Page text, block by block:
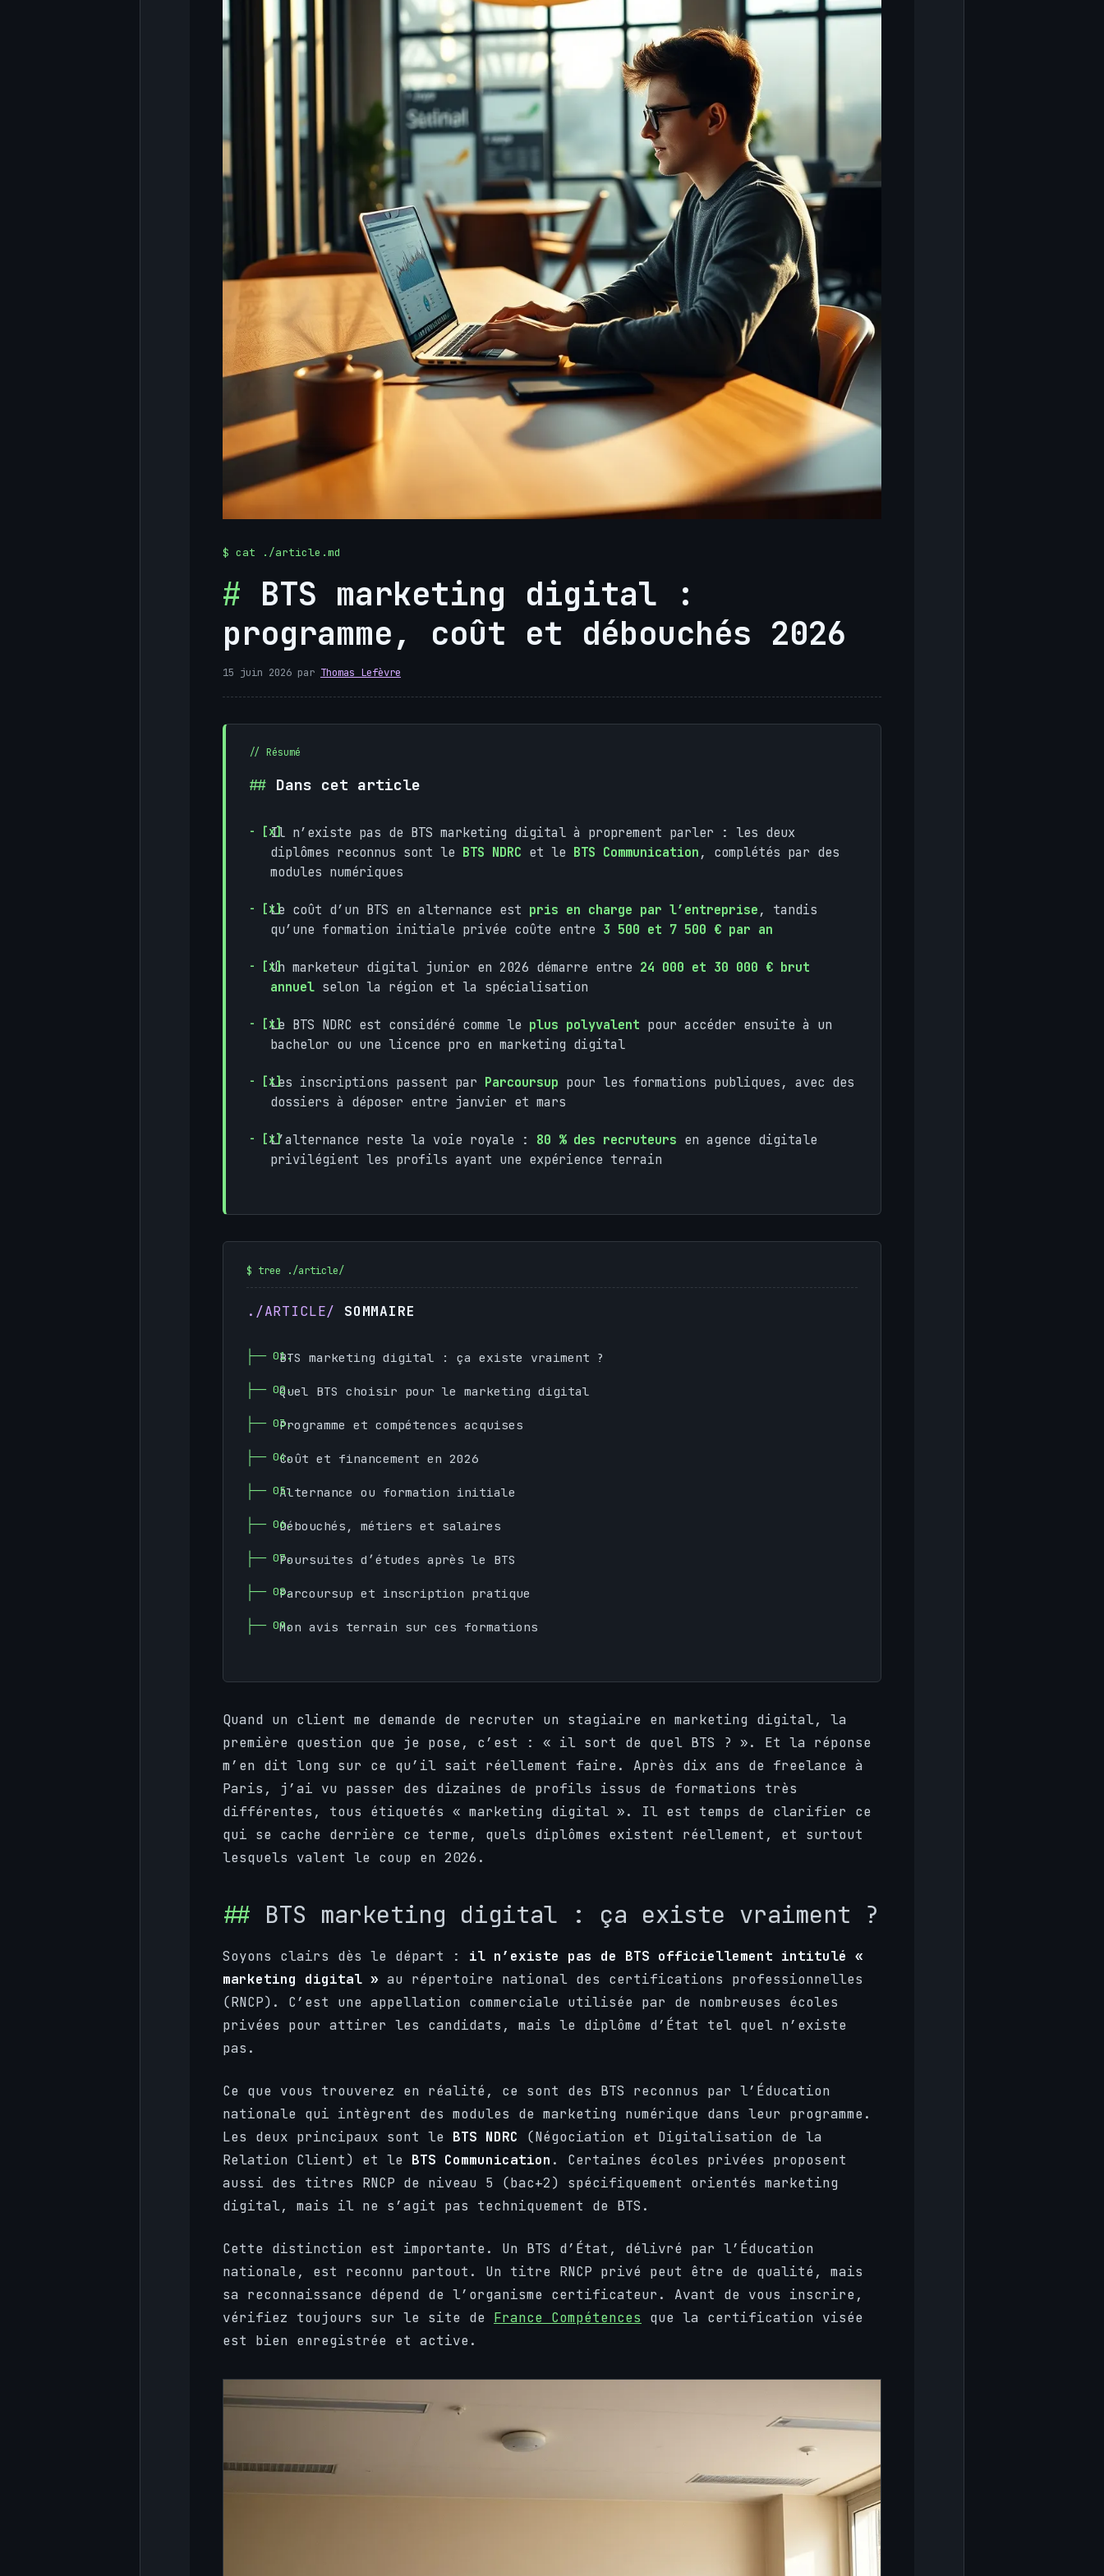
BTS marketing digital :
programme, coût et débouchés 2026
15 juin 2026 par Thomas Lefèvre
Dans cet article
Il n’existe pas de BTS marketing digital à proprement parler : les deux
diplômes reconnus sont le BTS NDRC et le BTS Communication, complétés par des
modules numériques
Le coût d’un BTS en alternance est pris en charge par l’entreprise, tandis
qu’une formation initiale privée coûte entre 3 500 et 7 500 € par an
Un marketeur digital junior en 2026 démarre entre 24 000 et 30 000 € brut
annuel selon la région et la spécialisation
Le BTS NDRC est considéré comme le plus polyvalent pour accéder ensuite à un
bachelor ou une licence pro en marketing digital
Les inscriptions passent par Parcoursup pour les formations publiques, avec des
dossiers à déposer entre janvier et mars
L’alternance reste la voie royale : 80 % des recruteurs en agence digitale
privilégient les profils ayant une expérience terrain
SOMMAIRE
BTS marketing digital : ça existe vraiment ?
Quel BTS choisir pour le marketing digital
Programme et compétences acquises
Coût et financement en 2026
Alternance ou formation initiale
Débouchés, métiers et salaires
Poursuites d’études après le BTS
Parcoursup et inscription pratique
Mon avis terrain sur ces formations
Quand un client me demande de recruter un stagiaire en marketing digital, la
première question que je pose, c’est : « il sort de quel BTS ? ». Et la réponse
m’en dit long sur ce qu’il sait réellement faire. Après dix ans de freelance à
Paris, j’ai vu passer des dizaines de profils issus de formations très
différentes, tous étiquetés « marketing digital ». Il est temps de clarifier ce
qui se cache derrière ce terme, quels diplômes existent réellement, et surtout
lesquels valent le coup en 2026.
BTS marketing digital : ça existe vraiment ?
Soyons clairs dès le départ : il n’existe pas de BTS officiellement intitulé «
marketing digital » au répertoire national des certifications professionnelles
(RNCP). C’est une appellation commerciale utilisée par de nombreuses écoles
privées pour attirer les candidats, mais le diplôme d’État tel quel n’existe
pas.
Ce que vous trouverez en réalité, ce sont des BTS reconnus par l’Éducation
nationale qui intègrent des modules de marketing numérique dans leur programme.
Les deux principaux sont le BTS NDRC (Négociation et Digitalisation de la
Relation Client) et le BTS Communication . Certaines écoles privées proposent
aussi des titres RNCP de niveau 5 (bac+2) spécifiquement orientés marketing
digital, mais il ne s’agit pas techniquement de BTS.
Cette distinction est importante. Un BTS d’État, délivré par l’Éducation
nationale, est reconnu partout. Un titre RNCP privé peut être de qualité, mais
sa reconnaissance dépend de l’organisme certificateur. Avant de vous inscrire,
vérifiez toujours sur le site de France Compétences que la certification visée
est bien enregistrée et active.